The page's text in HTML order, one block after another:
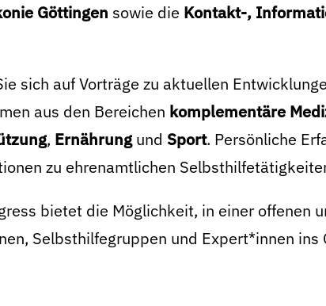
Göttingen sowie die Kontakt-,
sich auf Vorträge zu aktuellen
aus den Bereichen komplementäre
, Ernährungund Sport. Persönliche
zu ehrenamtlichen
bietet die Möglichkeit, in einer offenen
Selbsthilfegruppen und Expert*innen